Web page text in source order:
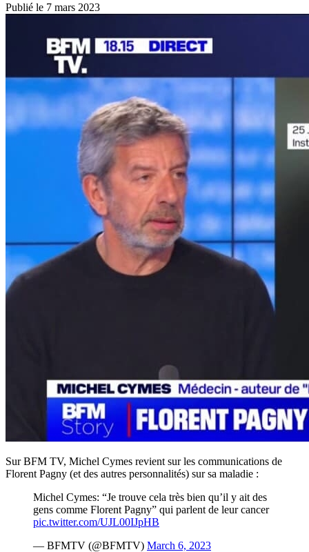
Publié le 7 mars 2023
Sur BFM TV, Michel Cymes revient sur les communications de
Florent Pagny (et des autres personnalités) sur sa maladie :
Michel Cymes: “Je trouve cela très bien qu’il y ait des
gens comme Florent Pagny” qui parlent de leur cancer
pic.twitter.com/UJL00IJpHB
— BFMTV (@BFMTV) March 6, 2023